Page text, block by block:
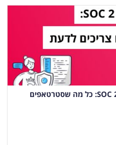
SOC 2 & ISO 27001 Compliance: כל מה שסטרטאפים